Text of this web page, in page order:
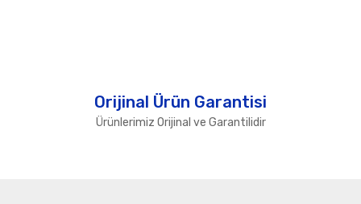
Orijinal Ürün Garantisi
Ürünlerimiz Orijinal ve Garantilidir